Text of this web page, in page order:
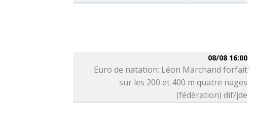
08/08 16:00
Euro de natation: Léon Marchand forfait
sur les 200 et 400 m quatre nages
(fédération) dif/jde